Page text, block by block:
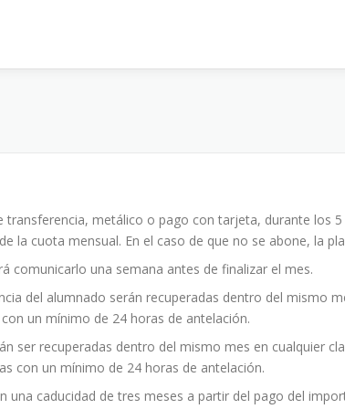
metálico o pago con tarjeta, durante los
la cuota mensual. En el caso de que no se abone, la
comunicarlo una semana antes de finalizar el mes.
del alumnado serán recuperadas dentro del mismo
un mínimo de 24 horas de antelación.
ser recuperadas dentro del mismo mes en cualquier
con un mínimo de 24 horas de antelación.
caducidad de tres meses a partir del pago del